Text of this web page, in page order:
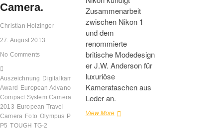
Camera.
Christian Holzinger
27. August 2013
No Comments
Auszeichnung Digitalkamera
EISA
Award
European Advanced
Compact System Camera 2013-
2013 European Travel
Camera Foto Olympus PEN E-
P5 TOUGH TG-2
Zusammenarbeit
zwischen Nikon 1
und dem
renommierte
britische Modedesign
er J.W. Anderson für
luxuriöse
Kamerataschen aus
Leder an.
View MoreZusammenarbeit